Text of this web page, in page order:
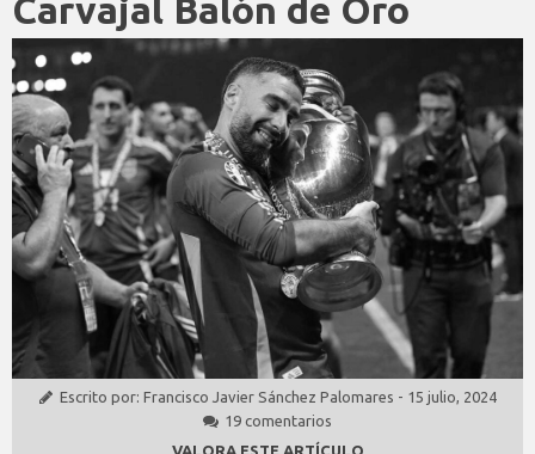
Carvajal Balón de Oro
Escrito por: Francisco Javier Sánchez Palomares - 15 julio, 2024
19 comentarios